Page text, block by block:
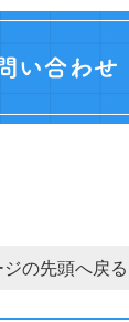
の先頭へ戻る